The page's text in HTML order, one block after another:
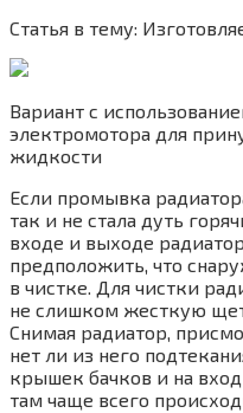
Статья в тему:
Вариант с
электромотора для
жидкости
Если промывка
так и не стала дуть
входе и выходе
предположить, что
в чистке. Для чистки
не слишком жесткую
Снимая радиатор,
нет ли из него
крышек бачков и на
там чаще всего